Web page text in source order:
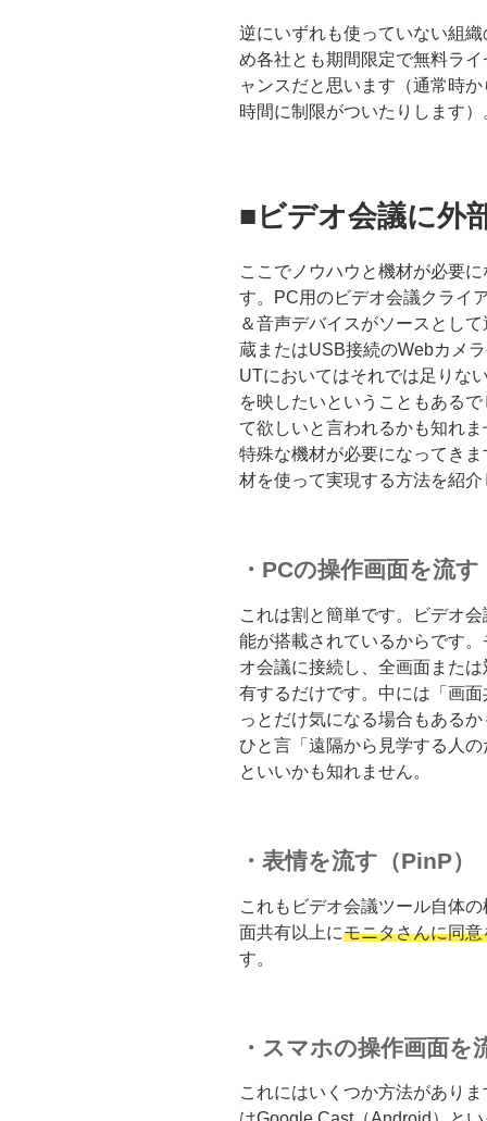
逆にいずれも使っていない組
め各社とも期間限定で無料ラ
ャンスだと思います（通常時
時間に制限がついたりします）
■ビデオ会議に外
ここでノウハウと機材が必要
す。PC用のビデオ会議クライ
＆音声デバイスがソースとし
蔵またはUSB接続のWebカメ
UTにおいてはそれでは足りな
を映したいということもある
て欲しいと言われるかも知れ
特殊な機材が必要になってき
材を使って実現する方法を紹
・PCの操作画面を流す
これは割と簡単です。ビデオ
能が搭載されているからです
オ会議に接続し、全画面また
有するだけです。中には「画
っとだけ気になる場合もある
ひと言「遠隔から見学する人
といいかも知れません。
・表情を流す（PinP）
これもビデオ会議ツール自体
面共有以上にモニタさんに同
す。
・スマホの操作画面を
これにはいくつか方法があり